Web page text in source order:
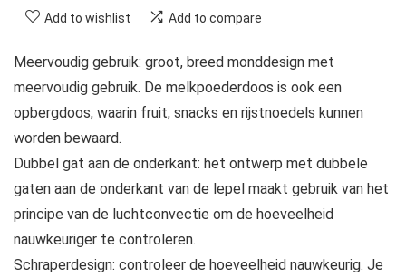
Add to wishlist Add to compare
Meervoudig gebruik: groot, breed monddesign met
meervoudig gebruik. De melkpoederdoos is ook een
opbergdoos, waarin fruit, snacks en rijstnoedels kunnen
worden bewaard.
Dubbel gat aan de onderkant: het ontwerp met dubbele
gaten aan de onderkant van de lepel maakt gebruik van het
principe van de luchtconvectie om de hoeveelheid
nauwkeuriger te controleren.
Schraperdesign: controleer de hoeveelheid nauwkeurig. Je